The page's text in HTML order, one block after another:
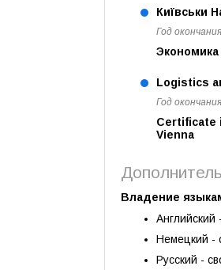
Київськи
Год
Logistics
Год
Certificate
Vienna
Владение
Немецкий -
Русский -